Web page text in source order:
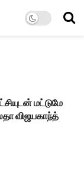
மட்டுமே
விஜயகாந்த்